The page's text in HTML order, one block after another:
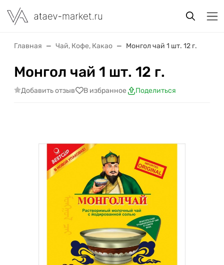
Главная Чай, Кофе, Какао Монгол чай 1 шт. 12 г.
Монгол чай 1 шт. 12 г.
Добавить отзыв В избранное Поделиться